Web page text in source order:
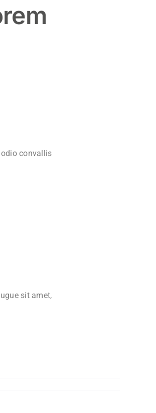
convallis
sit amet,